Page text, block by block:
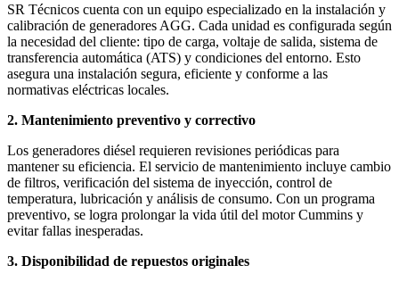
SR Técnicos cuenta con un equipo especializado en la instalación y
calibración de generadores AGG. Cada unidad es configurada según
la necesidad del cliente: tipo de carga, voltaje de salida, sistema de
transferencia automática (ATS) y condiciones del entorno. Esto
asegura una instalación segura, eficiente y conforme a las
normativas eléctricas locales.
2. Mantenimiento preventivo y correctivo
Los generadores diésel requieren revisiones periódicas para
mantener su eficiencia. El servicio de mantenimiento incluye cambio
de filtros, verificación del sistema de inyección, control de
temperatura, lubricación y análisis de consumo. Con un programa
preventivo, se logra prolongar la vida útil del motor Cummins y
evitar fallas inesperadas.
3. Disponibilidad de repuestos originales